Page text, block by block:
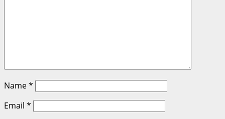
Name*
Email *